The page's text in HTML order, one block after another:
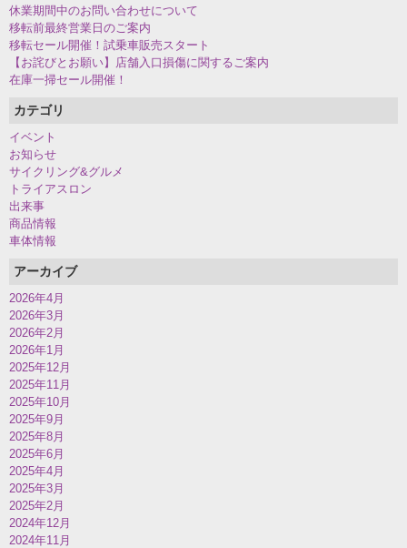
休業期間中のお問い合わせについて
移転前最終営業日のご案内
移転セール開催！試乗車販売スタート
【お詫びとお願い】店舗入口損傷に関するご案内
在庫一掃セール開催！
カテゴリ
イベント
お知らせ
サイクリング&グルメ
トライアスロン
出来事
商品情報
車体情報
アーカイブ
2026年4月
2026年3月
2026年2月
2026年1月
2025年12月
2025年11月
2025年10月
2025年9月
2025年8月
2025年6月
2025年4月
2025年3月
2025年2月
2024年12月
2024年11月